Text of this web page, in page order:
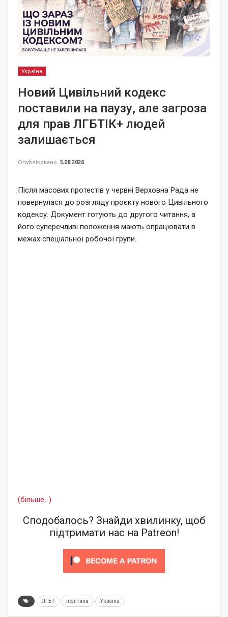
Україна
Новий Цивільний кодекс
поставили на паузу, але загроза
для прав ЛГБТІК+ людей
залишається
Опубліковано 5.08.2026
Після масових протестів у червні Верховна Рада не
повернулася до розгляду проєкту нового Цивільного
кодексу. Документ готують до другого читання, а
його суперечливі положення мають опрацювати в
межах спеціальної робочої групи.
(більше…)
Сподобалось? Знайди хвилинку, щоб
підтримати нас на Patreon!
ЛГБТ політика Україна